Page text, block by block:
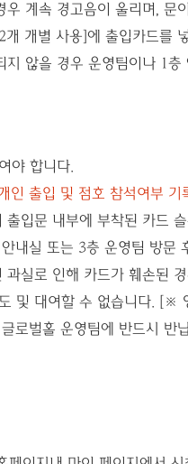
계속 경고음이 울리며, 문
개별 사용]에 출입카드를
않을 경우 운영팀이나 1
야 합니다.
인 출입 및 점호 참석여부
입문 내부에 부착된 카드
내실 또는 3층 운영팀 방문
실로 인해 카드가 훼손된
및 대여할 수 없습니다. [※
로벌홀 운영팀에 반드시 반